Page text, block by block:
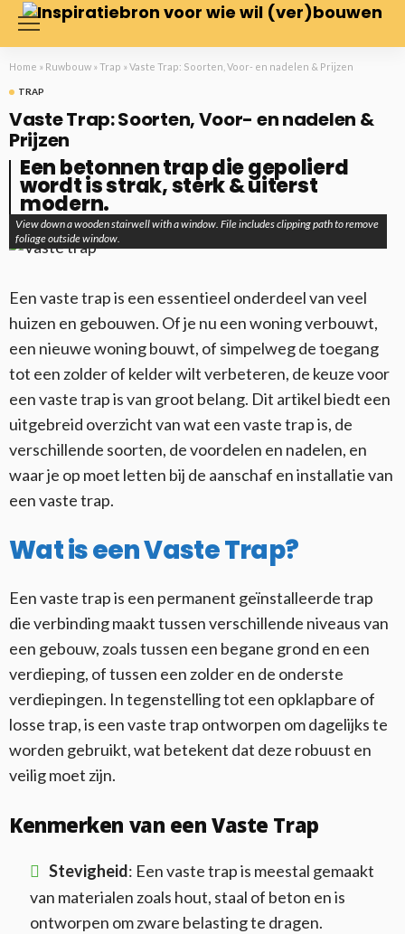
Home » Ruwbouw »Trap »Vaste Trap: Soorten, Voor- en nadelen & Prijzen
TRAP
Vaste Trap: Soorten, Voor- en nadelen &
Prijzen
Een betonnen trap die gepolierd
wordt is strak, sterk & uiterst
modern.
View down a wooden stairwell with a window. File includes clipping path to remove
foliage outside window.
Een vaste trap is een essentieel onderdeel van veel
huizen en gebouwen. Of je nu een woning verbouwt,
een nieuwe woning bouwt, of simpelweg de toegang
tot een zolder of kelder wilt verbeteren, de keuze voor
een vaste trap is van groot belang. Dit artikel biedt een
uitgebreid overzicht van wat een vaste trap is, de
verschillende soorten, de voordelen en nadelen, en
waar je op moet letten bij de aanschaf en installatie van
een vaste trap.
Wat is een Vaste Trap?
Een vaste trap is een permanent geïnstalleerde trap
die verbinding maakt tussen verschillende niveaus van
een gebouw, zoals tussen een begane grond en een
verdieping, of tussen een zolder en de onderste
verdiepingen. In tegenstelling tot een opklapbare of
losse trap, is een vaste trap ontworpen om dagelijks te
worden gebruikt, wat betekent dat deze robuust en
veilig moet zijn.
Kenmerken van een Vaste Trap
Stevigheid: Een vaste trap is meestal gemaakt
van materialen zoals hout, staal of beton en is
ontworpen om zware belasting te dragen.